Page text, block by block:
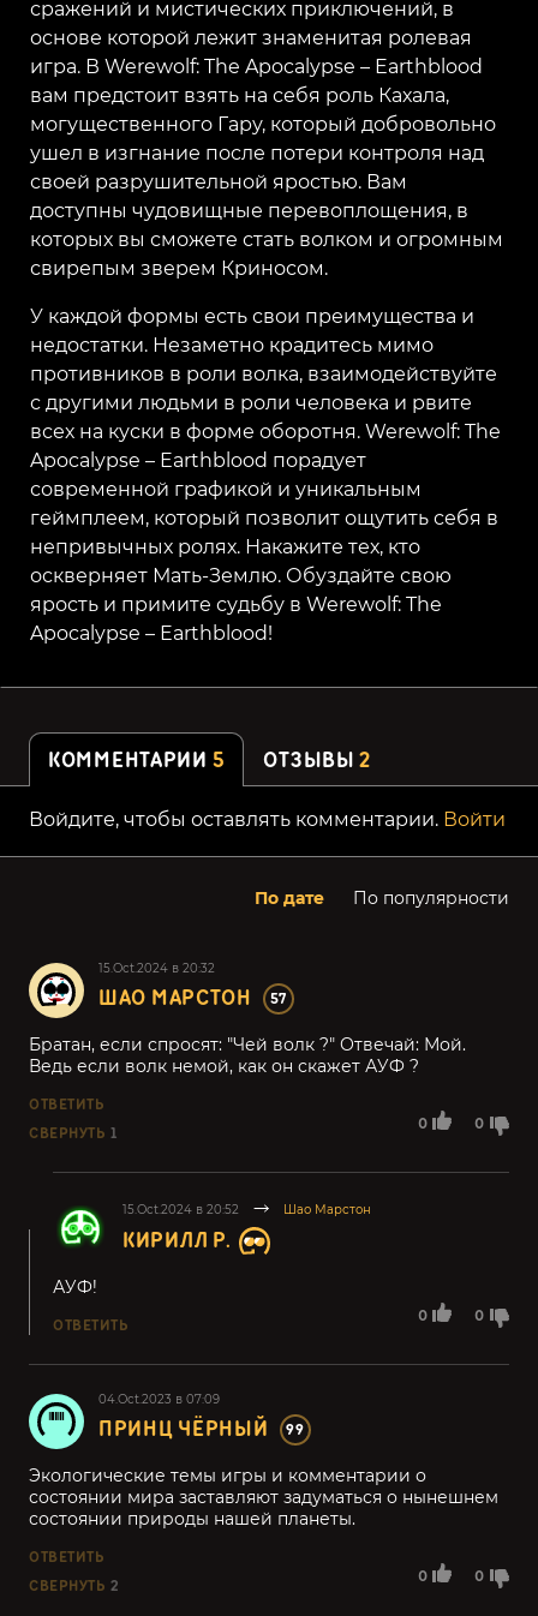
сражений и мистических приключений, в
основе которой лежит знаменитая ролевая
игра. В Werewolf: The Apocalypse – Earthblood
вам предстоит взять на себя роль Кахала,
могущественного Гару, который добровольно
ушел в изгнание после потери контроля над
своей разрушительной яростью. Вам
доступны чудовищные перевоплощения, в
которых вы сможете стать волком и огромным
свирепым зверем Криносом.
У каждой формы есть свои преимущества и
недостатки. Незаметно крадитесь мимо
противников в роли волка, взаимодействуйте
с другими людьми в роли человека и рвите
всех на куски в форме оборотня. Werewolf: The
Apocalypse – Earthblood порадует
современной графикой и уникальным
геймплеем, который позволит ощутить себя в
непривычных ролях. Накажите тех, кто
оскверняет Мать-Землю. Обуздайте свою
ярость и примите судьбу в Werewolf: The
Apocalypse – Earthblood!
КОММЕНТАРИИ 5 ОТЗЫВЫ2
Войдите, чтобы оставлять комментарии. Войти
По дате По популярности
15.Oct.2024 в 20:32
ШАО МАРСТОН 57
0 0
Братан, если спросят: "Чей волк ?" Отвечай: Мой.
Ведь если волк немой, как он скажет АУФ ?
ОТВЕТИТЬ
СВЕРНУТЬ 1
15.Oct.2024 в 20:52 Шао Марстон
КИРИЛЛ Р.
0 0
АУФ!
ОТВЕТИТЬ
04.Oct.2023 в 07:09
ПРИНЦ ЧЁРНЫЙ 99
0 0
Экологические темы игры и комментарии о
состоянии мира заставляют задуматься о нынешнем
состоянии природы нашей планеты.
ОТВЕТИТЬ
СВЕРНУТЬ 2